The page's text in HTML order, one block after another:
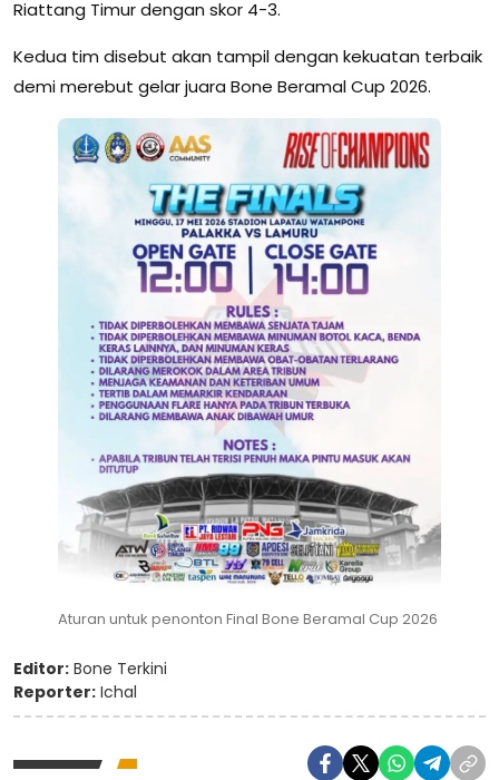
Riattang Timur dengan skor 4-3.
Kedua tim disebut akan tampil dengan kekuatan terbaik
demi merebut gelar juara Bone Beramal Cup 2026.
Aturan untuk penonton Final Bone Beramal Cup 2026
Editor: Bone Terkini
Reporter: Ichal